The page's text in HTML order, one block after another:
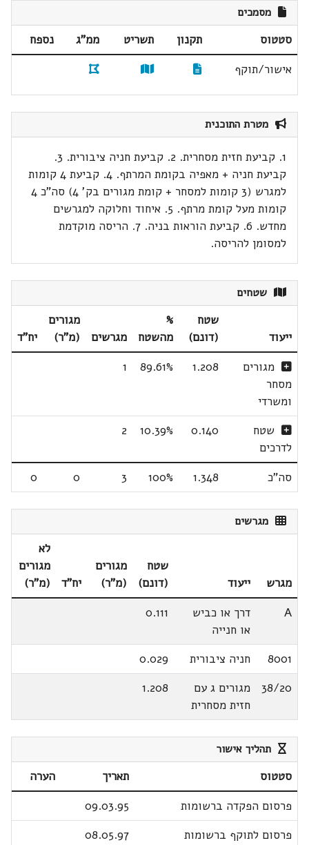
מסמכים
סטטוס תקנון תשריט ממ"ג
נספח
אישור/תוקף
מטרת התוכנית
1. קביעת חזית מסחרית. 2. קביעת חניה ציבורית. 3.
קביעת חניה + מאפיה בקומת המרתף. 4. קביעת 4 קומות
למגרש (3 קומות למסחר + קומת מגורים בק' 4) סה"כ 4
קומות מעל קומת מרתף. 5. איחוד וחלוקה למגרשים
מחדש. 6. קביעת הוראות בניה. 7. הריסה מוקדמת
למסומן להריסה.
שטחים
ייעוד
שטח
(דונם)
%
מהשטח
מגרשים
מגורים
(מ"ר)
יח"ד
מגורים
מסחר
ומשרדי
1.208
89.61%
1
שטח
לדרכים
0.140
10.39%
2
סה"כ 1.348
100%
3
0
0
מגרשים
מגרש ייעוד
שטח
(דונם)
מגורים
(מ"ר)
יח"ד
לא
מגורים
(מ"ר)
A
דרך או כביש
או חנייה
0.111
8001 חניה ציבורית
0.029
38/20
מגורים ג עם
חזית מסחרית
1.208
תהליך אישור
סטטוס תאריך
הערה
פרסום הפקדה ברשומות
09.03.95
פרסום לתוקף ברשומות
08.05.97